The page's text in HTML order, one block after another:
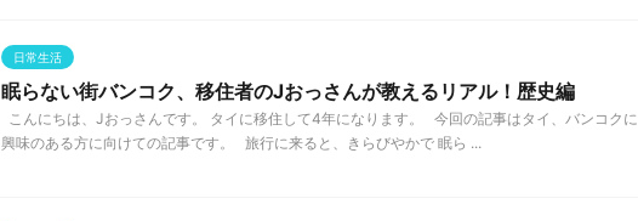
日常生活
眠らない街バンコク、移住者のJおっさんが教えるリアル！歴史編
こんにちは、Jおっさんです。 タイに移住して4年になります。 今回の記事はタイ、バンコクに
興味のある方に向けての記事です。 旅行に来ると、きらびやかで 眠ら ...